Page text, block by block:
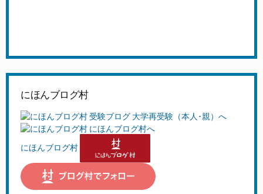
にほんブログ村
にほんブログ村